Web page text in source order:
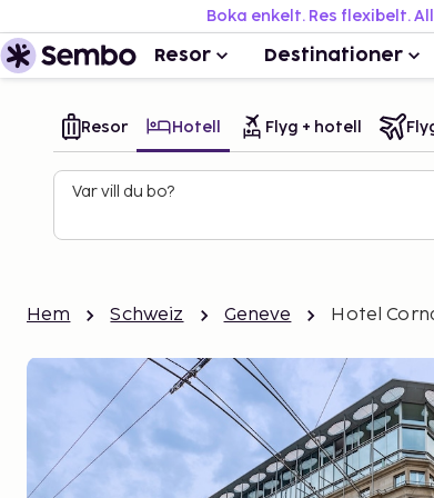
Boka enkelt. Res flexibelt.
Resor Destinationer
Resor Hotell Flyg + hotell
Var vill du bo?
Hem Schweiz Geneve Hotel